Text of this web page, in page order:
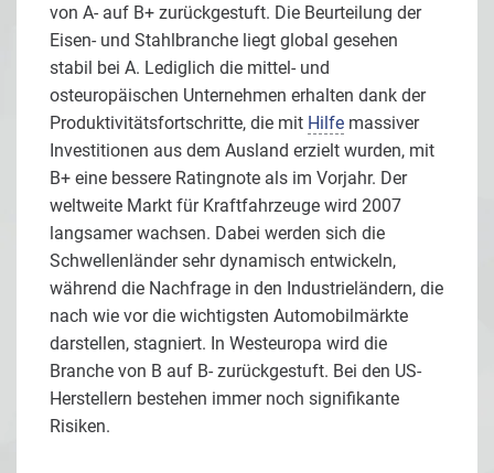
von A- auf B+ zurückgestuft. Die Beurteilung der
Eisen- und Stahlbranche liegt global gesehen
stabil bei A. Lediglich die mittel- und
osteuropäischen Unternehmen erhalten dank der
Produktivitätsfortschritte, die mit Hilfe massiver
Investitionen aus dem Ausland erzielt wurden, mit
B+ eine bessere Ratingnote als im Vorjahr. Der
weltweite Markt für Kraftfahrzeuge wird 2007
langsamer wachsen. Dabei werden sich die
Schwellenländer sehr dynamisch entwickeln,
während die Nachfrage in den Industrieländern, die
nach wie vor die wichtigsten Automobilmärkte
darstellen, stagniert. In Westeuropa wird die
Branche von B auf B- zurückgestuft. Bei den US-
Herstellern bestehen immer noch signifikante
Risiken.